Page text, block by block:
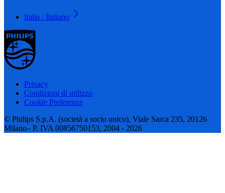
Italia / Italiano
Privacy
Condizioni di utilizzo
Cookie Preferenze
© Philips S.p.A. (società a socio unico), Viale Sarca 235, 20126
Milano– P. IVA 00856750153, 2004 - 2026